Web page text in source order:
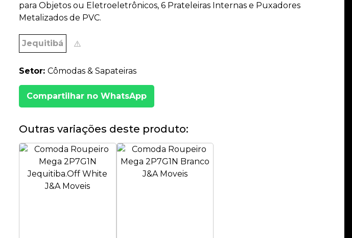
para Objetos ou Eletroeletrônicos, 6 Prateleiras Internas e Puxadores
Metalizados de PVC.
Jequitibá ⚠️
Setor: Cômodas & Sapateiras
Compartilhar no WhatsApp
Outras variações deste produto: